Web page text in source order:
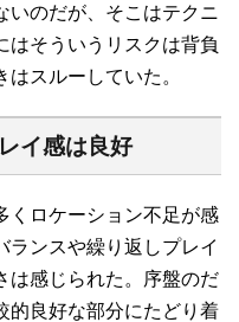
いのだが、そこはテクニ
はそういうリスクは背負
スルーしていた。
イ感は良好
くロケーション不足が感
ランスや繰り返しプレイ
は感じられた。序盤のだ
的良好な部分にたどり着